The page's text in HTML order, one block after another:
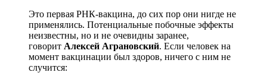
Это первая РНК-вакцина, до сих пор они нигде не
применялись. Потенциальные побочные эффекты
неизвестны, но и не очевидны заранее,
говорит Алексей Аграновский. Если человек на
момент вакцинации был здоров, ничего с ним не
случится: